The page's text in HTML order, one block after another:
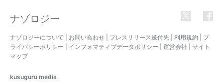
ナゾロジー
ナゾロジーについて お問い合わせ プレスリリース送付先 利用規約
プ
ライバシーポリシー
インフォマティブデータポリシー 運営会社
サイト
マップ
kusuguru media